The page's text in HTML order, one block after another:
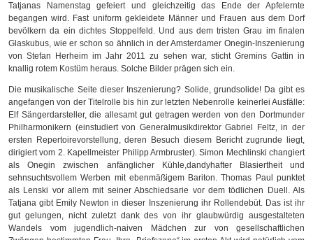
Tatjanas Namenstag gefeiert und gleichzeitig das Ende der Apfelernte
begangen wird. Fast uniform gekleidete Männer und Frauen aus dem Dorf
bevölkern da ein dichtes Stoppelfeld. Und aus dem tristen Grau im finalen
Glaskubus, wie er schon so ähnlich in der Amsterdamer Onegin-Inszenierung
von Stefan Herheim im Jahr 2011 zu sehen war, sticht Gremins Gattin in
knallig rotem Kostüm heraus. Solche Bilder prägen sich ein.
Die musikalische Seite dieser Inszenierung? Solide, grundsolide! Da gibt es
angefangen von der Titelrolle bis hin zur letzten Nebenrolle keinerlei Ausfälle:
Elf Sängerdarsteller, die allesamt gut getragen werden von den Dortmunder
Philharmonikern (einstudiert von Generalmusikdirektor Gabriel Feltz, in der
ersten Repertoirevorstellung, deren Besuch diesem Bericht zugrunde liegt,
dirigiert vom 2. Kapellmeister Philipp Armbruster). Simon Mechlinski changiert
als Onegin zwischen anfänglicher Kühle,dandyhafter Blasiertheitund
sehnsuchtsvollem Werben mit ebenmäßigem Bariton. Thomas Paul punktet
als Lenski vor allem mit seiner Abschiedsarie vor dem tödlichen Duell. Als
Tatjana gibt Emily Newton in dieser Inszenierung ihr Rollendebüt. Das ist ihr
gut gelungen, nicht zuletzt dank des von ihr glaubwürdig ausgestalteten
Wandels vom jugendlich-naiven Mädchen zur von gesellschaftlichen